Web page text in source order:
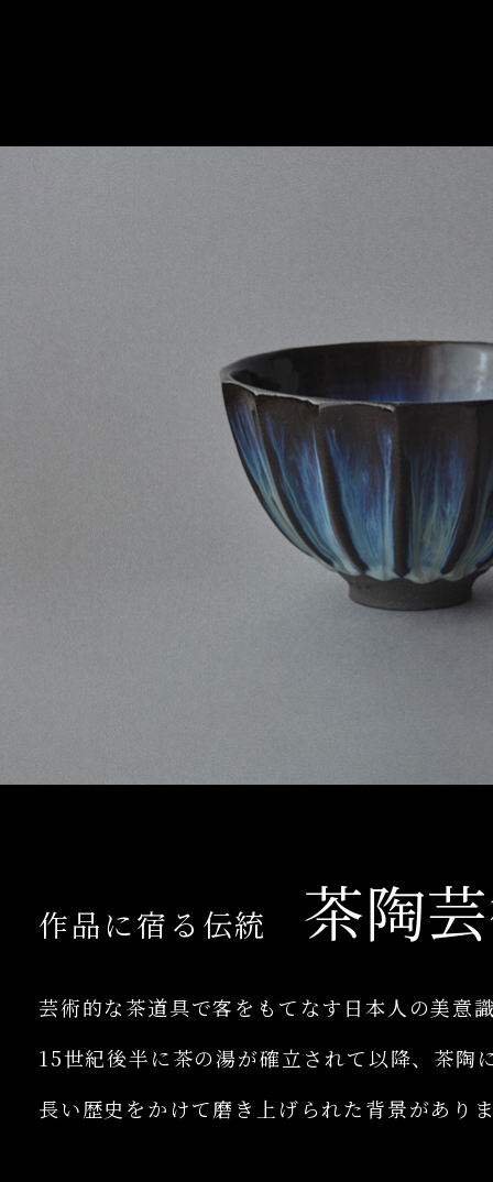
作品に宿る伝統 茶陶
芸術的な茶道具で客をもてなす日本人の美意
15世紀後半に茶の湯が確立されて以降、茶陶
長い歴史をかけて磨き上げられた背景があり